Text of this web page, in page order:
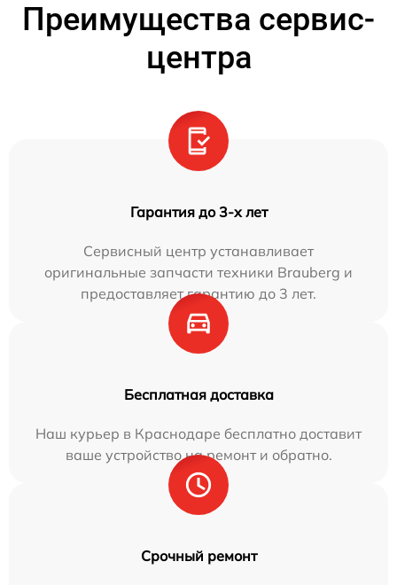
Преимущества сервис-
центра
Гарантия до 3-х лет
Сервисный центр устанавливает
оригинальные запчасти техники Brauberg и
предоставляет гарантию до 3 лет.
Бесплатная доставка
Наш курьер в Краснодаре бесплатно доставит
ваше устройство на ремонт и обратно.
Срочный ремонт